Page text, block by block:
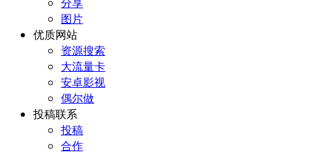
图片
优质网站
资源搜索
大流量卡
安卓影视
偶尔做
投稿联系
投稿
合作